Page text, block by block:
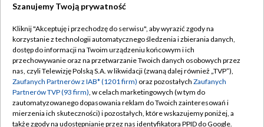
TVP
Abonament TVP
Emisja w TVP
Centrum informacji TVP
Naziemna Telewizja Cyfrowa
Regulamin TVP
Polityka prywatności
Moje zgody
Pomoc
Szanujemy Twoją prywatność
Kliknij "Akceptuję i przechodzę do serwisu", aby wyrazić zgody na
korzystanie z technologii automatycznego śledzenia i zbierania danych,
dostęp do informacji na Twoim urządzeniu końcowym i ich
przechowywanie oraz na przetwarzanie Twoich danych osobowych przez
nas, czyli Telewizję Polską S.A. w likwidacji (zwaną dalej również „TVP”),
Zaufanych Partnerów z IAB* (1201 firm) oraz pozostałych Zaufanych
Partnerów TVP (93 firm), w celach marketingowych (w tym do
zautomatyzowanego dopasowania reklam do Twoich zainteresowań i
mierzenia ich skuteczności) i pozostałych, które wskazujemy poniżej, a
także zgody na udostępnianie przez nas identyfikatora PPID do Google.